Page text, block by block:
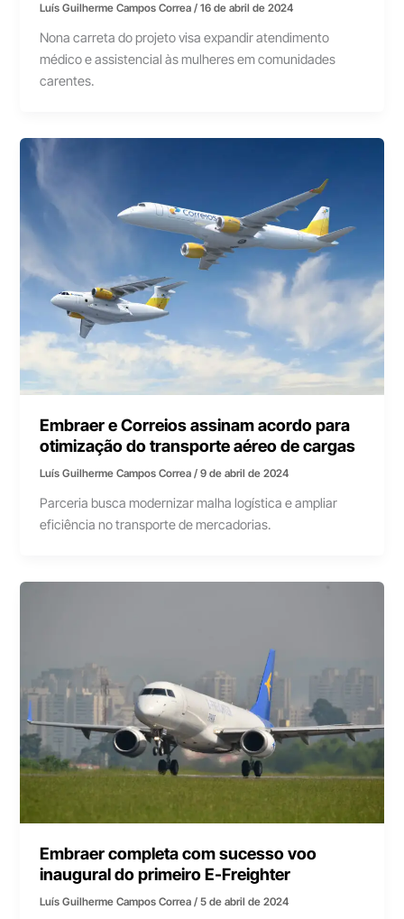
Luís Guilherme Campos Correa/16 de abril de 2024
Nona carreta do projeto visa expandir atendimento
médico e assistencial às mulheres em comunidades
carentes.
Embraer e Correios assinam acordo para
otimização do transporte aéreo de cargas
Luís Guilherme Campos Correa/9 de abril de 2024
Parceria busca modernizar malha logística e ampliar
eficiência no transporte de mercadorias.
Embraer completa com sucesso voo
inaugural do primeiro E-Freighter
Luís Guilherme Campos Correa/5 de abril de 2024